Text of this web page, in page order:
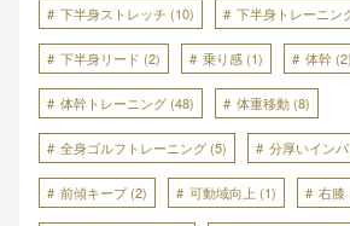
下半身ストレッチ (10) 下半身トレーニン
下半身リード (2) 乗り感 (1) 体幹 (2)
体幹トレーニング (48) 体重移動 (8)
全身ゴルフトレーニング (5) 分厚いイン
前傾キープ(2) 可動域向上 (1) 右膝